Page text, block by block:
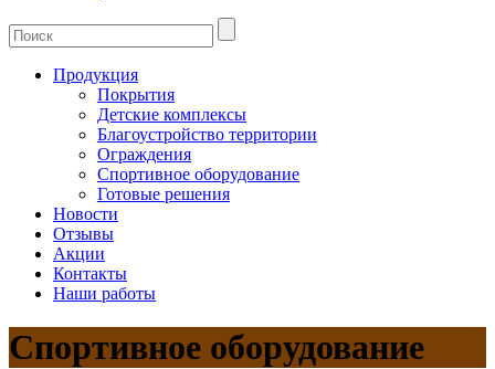
Продукция
Покрытия
Детские комплексы
Благоустройство территории
Ограждения
Спортивное оборудование
Готовые решения
Новости
Отзывы
Акции
Контакты
Наши работы
Спортивное оборудование